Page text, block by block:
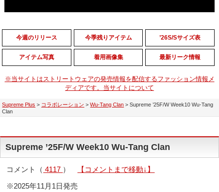
今週のリリース 今季残りアイテム ’26S/Sサイズ表
アイテム写真 着用画像集 最新リーク情報
※当サイトはストリートウェアの発売情報を配信するファッション情報メ
ディアです。当サイトについて
Supreme Plus > コラボレーション >Wu-Tang Clan >Supreme ’25F/W Week10 Wu-Tang
Clan
Supreme ’25F/W Week10 Wu-Tang Clan
コメント（ 4117 ）
【コメントまで移動↓】
※2025年11月1日発売